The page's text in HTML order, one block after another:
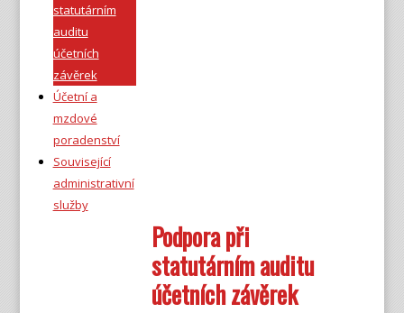
statutárním
auditu
účetních
závěrek
Účetní a
mzdové
poradenství
Související
administrativní
služby
Podpora při
statutárním auditu
účetních závěrek